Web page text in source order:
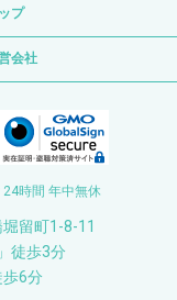
プ
会社
時間 年中無休
留町1-8-11
徒歩3分
歩6分